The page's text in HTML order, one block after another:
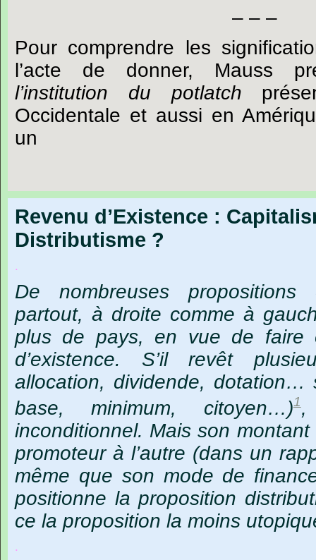
– – –
Pour comprendre les
l’acte de donner, Mauss
l’institution du potlatch
Occidentale et aussi en
un
Revenu d’Existence :
Distributisme ?
.
De nombreuses
partout, à droite comme à
plus de pays, en vue de faire
d’existence. S’il revêt
allocation, dividende, dotation…
base, minimum, citoyen…)1,
inconditionnel. Mais son montant
promoteur à l’autre (dans un
même que son mode de
positionne la proposition
ce la proposition la moins
.